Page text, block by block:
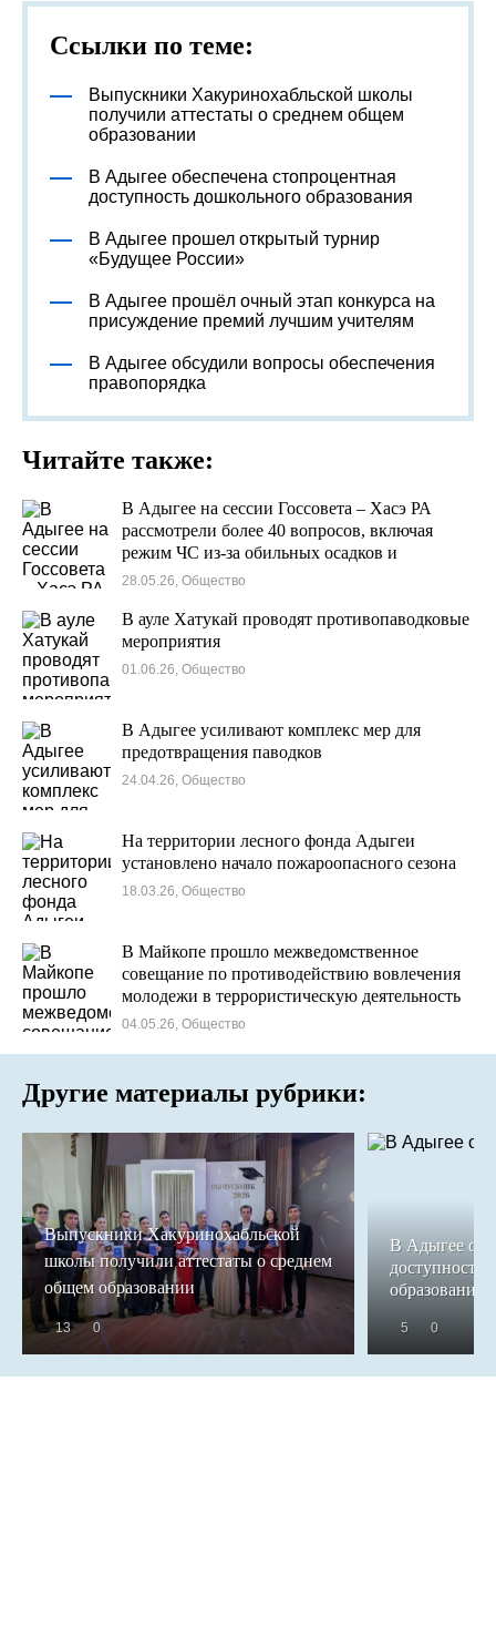
Ссылки по теме:
Выпускники Хакуринохабльской школы
получили аттестаты о среднем общем
образовании
В Адыгее обеспечена стопроцентная
доступность дошкольного образования
В Адыгее прошел открытый турнир
«Будущее России»
В Адыгее прошёл очный этап конкурса на
присуждение премий лучшим учителям
В Адыгее обсудили вопросы обеспечения
правопорядка
Читайте также:
В Адыгее на сессии Госсовета – Хасэ РА
рассмотрели более 40 вопросов, включая
режим ЧС из-за обильных осадков и
переувлажнения почвы
28.05.26, Общество
В ауле Хатукай проводят противопаводковые
мероприятия
01.06.26, Общество
В Адыгее усиливают комплекс мер для
предотвращения паводков
24.04.26, Общество
На территории лесного фонда Адыгеи
установлено начало пожароопасного сезона
18.03.26, Общество
В Майкопе прошло межведомственное
совещание по противодействию вовлечения
молодежи в террористическую деятельность
04.05.26, Общество
Другие материалы рубрики:
Выпускники Хакуринохабльской
школы получили аттестаты о среднем
общем образовании
13 0
В Адыгее
доступность
образования
5 0